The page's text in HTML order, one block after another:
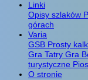
Linki
Opisy szlaków
górach
Varia
GSB Prosty
Gra Tatry Gra
turystyczne
O stronie